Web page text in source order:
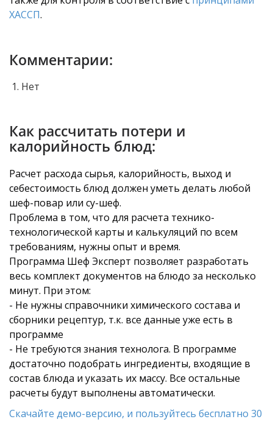
ХАССП.
Комментарии:
Нет
Как рассчитать потери и
калорийность блюд:
Расчет расхода сырья, калорийность, выход и
себестоимость блюд должен уметь делать любой
шеф-повар или су-шеф.
Проблема в том, что для расчета технико-
технологической карты и калькуляций по всем
требованиям, нужны опыт и время.
Программа Шеф Эксперт позволяет разработать
весь комплект документов на блюдо за несколько
минут. При этом:
- Не нужны справочники химического состава и
сборники рецептур, т.к. все данные уже есть в
программе
- Не требуются знания технолога. В программе
достаточно подобрать ингредиенты, входящие в
состав блюда и указать их массу. Все остальные
расчеты будут выполнены автоматически.
Скачайте демо-версию, и пользуйтесь бесплатно 30